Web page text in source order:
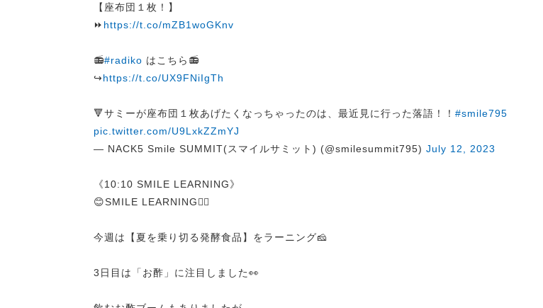
【座布団１枚！】
⏩ https://t.co/mZB1woGKnv
📻#radiko はこちら📻
↪︎https://t.co/UX9FNiIgTh
🔻サミーが座布団１枚あげたくなっちゃったのは、最近見に行った落語！！ #smile795
pic.twitter.com/U9LxkZZmYJ
— NACK5 Smile SUMMIT(スマイルサミット) (@smilesummit795) July 12, 2023
《10:10 SMILE LEARNING》
😊SMILE LEARNING✍🏻
今週は【夏を乗り切る発酵食品】をラーニング🧀
3日目は「お酢」に注目しました👀